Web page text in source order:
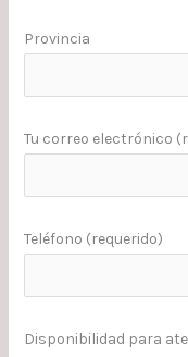
Provincia
Tu correo electrónico
Teléfono (requerido)
Disponibilidad para